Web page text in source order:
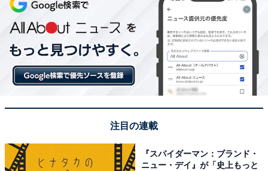
オフ（無印良品メンバーは対象外）
無印歴30年の家事アドバイザーが選ぶ、「無印良品週
間」で買うべき4つのおすすめ商品
【無印良品】「大人にもフレンドリー」と高評価！ 「は
じめての文房具」は、人にも財布にも優しい逸品だった
注目の連載
『スパイダーマン：ブランド・
ニュー・デイ』が「史上もっと